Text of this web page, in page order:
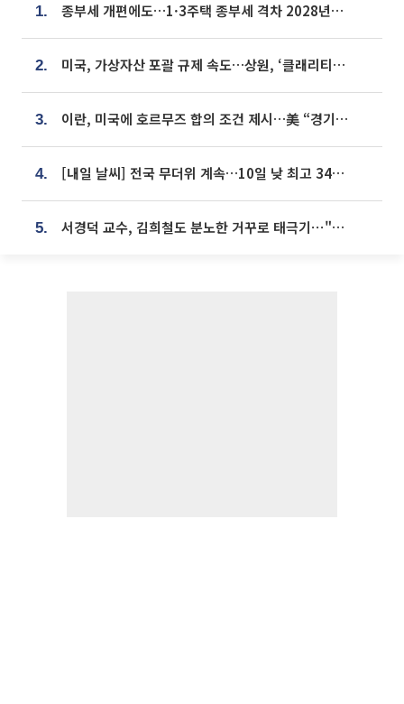
1. 종부세 개편에도…1·3주택 종부세 격차 2028년부터 확대
2. 미국, 가상자산 포괄 규제 속도…상원, ‘클래리티법’ 9월 절차투표 추진
3. 이란, 미국에 호르무즈 합의 조건 제시…美 “경기 아직 안 끝나” [종합]
4. [내일 날씨] 전국 무더위 계속…10일 낮 최고 34도 육박
5. 서경덕 교수, 김희철도 분노한 거꾸로 태극기⋯"엉터리는 아냐, 아쉬울 뿐"